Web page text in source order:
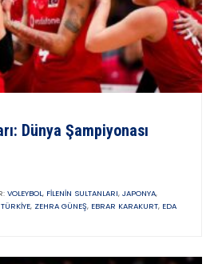
Dünya Şampiyonası
VOLEYBOL, FILENIN SULTANLARI, JAPONYA,
TÜRKIYE, ZEHRA GÜNEŞ, EBRAR KARAKURT, EDA